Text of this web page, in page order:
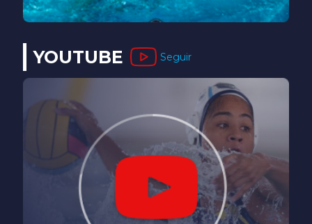
YOUTUBE Seguir